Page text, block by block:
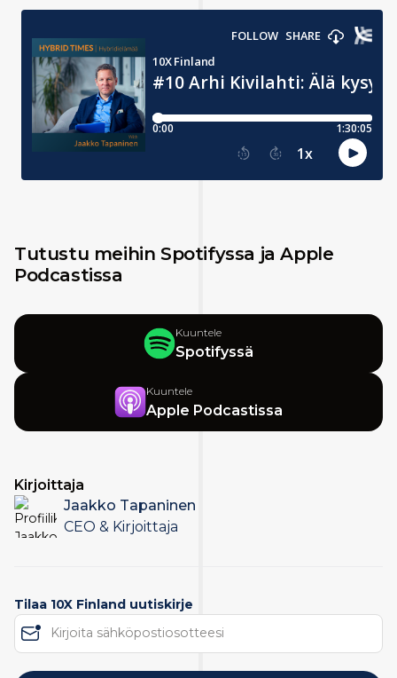
Kirjoittaja
Jaakko Tapaninen
CEO & Kirjoittaja
Tilaa 10X Finland uutiskirje
Tutustu meihin Spotifyssa ja Apple
Podcastissa
Kuuntele
Spotifyssä
Kuuntele
Apple Podcastissa